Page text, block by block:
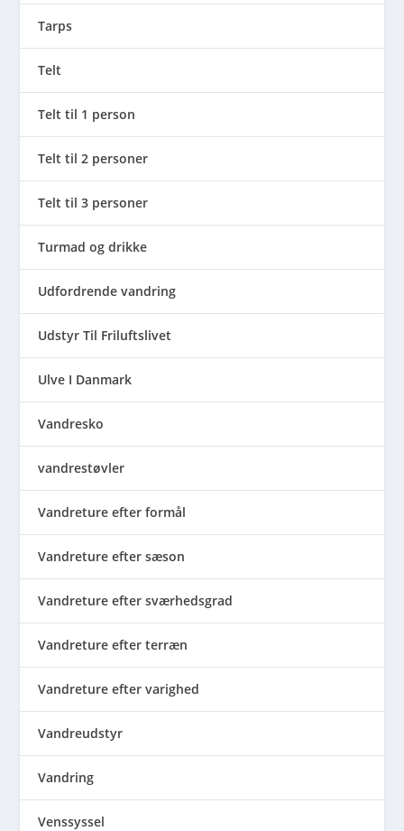
Tarps
Telt
Telt til 1 person
Telt til 2 personer
Telt til 3 personer
Turmad og drikke
Udfordrende vandring
Udstyr Til Friluftslivet
Ulve I Danmark
Vandresko
vandrestøvler
Vandreture efter formål
Vandreture efter sæson
Vandreture efter sværhedsgrad
Vandreture efter terræn
Vandreture efter varighed
Vandreudstyr
Vandring
Venssyssel